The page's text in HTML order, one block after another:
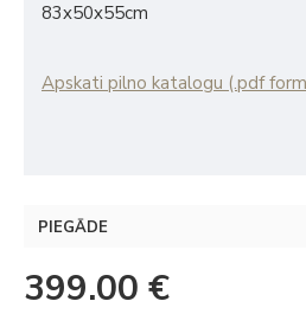
83x50x55cm
Apskati pilno katalogu (.pdf
PIEGĀDE
399.00 €